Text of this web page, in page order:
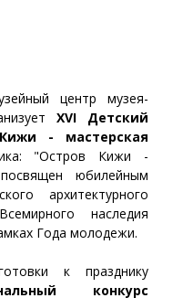
центр музея-
XVI Детский
- мастерская
"Остров Кижи -
юбилейным
архитектурного
наследия
Года молодежи.
к празднику
конкурс